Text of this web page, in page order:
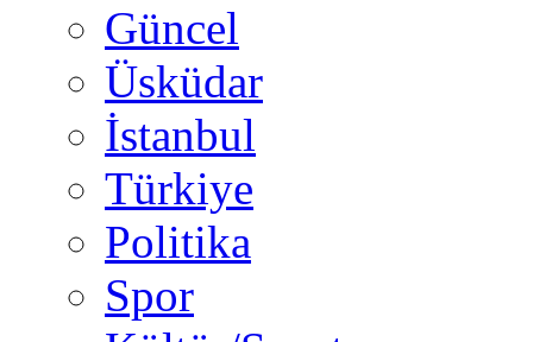
Güncel
Üsküdar
İstanbul
Türkiye
Politika
Spor